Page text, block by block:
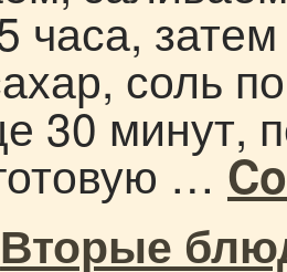
часа,
соль
30 минут,
…
Вторые